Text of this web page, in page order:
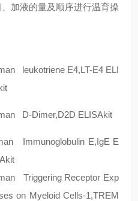
加液的量及顺序进行温育操
leukotriene E4,LT-E4 ELI
D-Dimer,D2D ELISAkit
Immunoglobulin E,IgE E
Triggering Receptor Exp
on Myeloid Cells-1,TREM